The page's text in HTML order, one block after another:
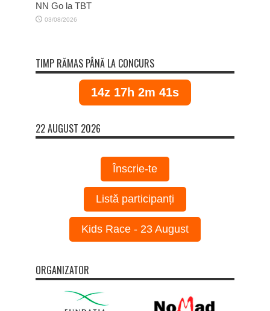
NN Go la TBT
03/08/2026
TIMP RĂMAS PÂNĂ LA CONCURS
14z 17h 2m 40s
22 AUGUST 2026
Înscrie-te
Listă participanți
Kids Race - 23 August
ORGANIZATOR